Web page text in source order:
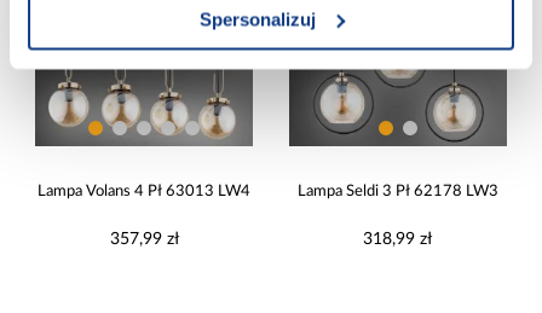
Spersonalizuj
Lampa Volans 4 Pł 63013 LW4
357,99 zł
Lampa Seldi 3 Pł 62178 LW3
318,99 zł